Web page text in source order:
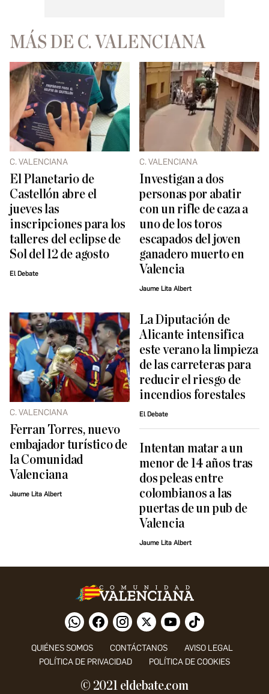
MÁS DE C. VALENCIANA
C. VALENCIANA
El Planetario de
Castellón abre el
jueves las
inscripciones para los
talleres del eclipse de
Sol del 12 de agosto
El Debate
C. VALENCIANA
Investigan a dos
personas por abatir
con un rifle de caza a
uno de los toros
escapados del joven
ganadero muerto en
Valencia
Jaume Lita Albert
C. VALENCIANA
Ferran Torres, nuevo
embajador turístico de
la Comunidad
Valenciana
Jaume Lita Albert
La Diputación de
Alicante intensifica
este verano la limpieza
de las carreteras para
reducir el riesgo de
incendios forestales
El Debate
Intentan matar a un
menor de 14 años tras
dos peleas entre
colombianos a las
puertas de un pub de
Valencia
Jaume Lita Albert
QUIÉNES SOMOS CONTÁCTANOS
AVISO LEGAL
POLÍTICA DE PRIVACIDAD
POLÍTICA DE COOKIES
© 2021 eldebate.com